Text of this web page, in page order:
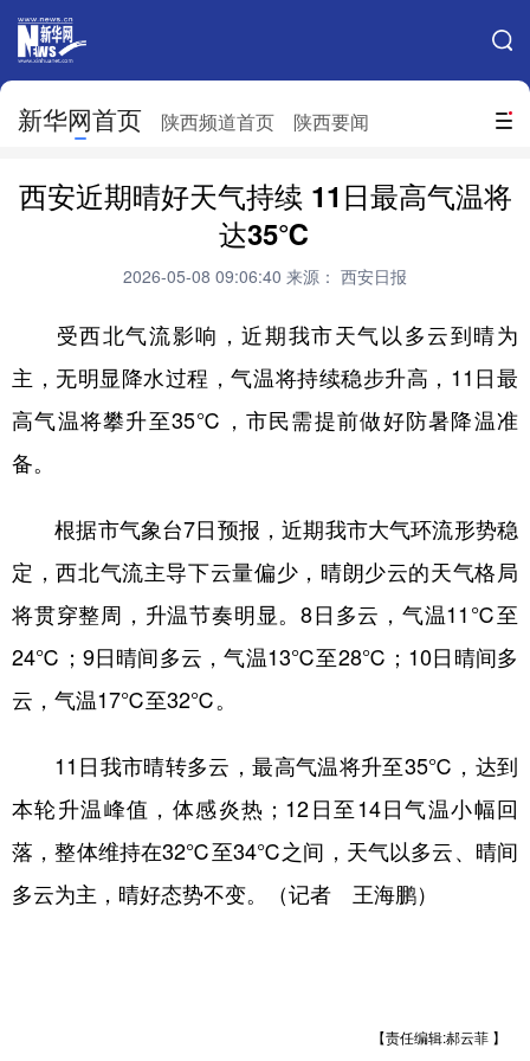
搜索
新华网首页 陕西频道首页 陕西要闻
网站地图
北京 天津 山西
吉林 上海
山东 河南 湖北 湖南
广东 广西 海南 重庆
陕西 甘肃 青海 宁夏
新疆 内蒙古 黑龙江
西安近期晴好天气持续 11日最高气温将
达35℃
2026-05-08 09:06:40 来源： 西安日报
受西北气流影响，近期我市天气以多云到晴为
主，无明显降水过程，气温将持续稳步升高，11日最
高气温将攀升至35℃，市民需提前做好防暑降温准
备。
根据市气象台7日预报，近期我市大气环流形势稳
定，西北气流主导下云量偏少，晴朗少云的天气格局
将贯穿整周，升温节奏明显。8日多云，气温11℃至
24℃；9日晴间多云，气温13℃至28℃；10日晴间多
云，气温17℃至32℃。
11日我市晴转多云，最高气温将升至35℃，达到
本轮升温峰值，体感炎热；12日至14日气温小幅回
落，整体维持在32℃至34℃之间，天气以多云、晴间
多云为主，晴好态势不变。（记者 王海鹏）
【责任编辑:郝云菲 】